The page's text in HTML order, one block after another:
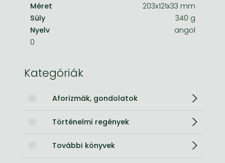
Méret
203x121x33 mm
Súly
340 g
Nyelv
angol
0
Kategóriák
Aforizmák, gondolatok
Történelmi regények
További könyvek